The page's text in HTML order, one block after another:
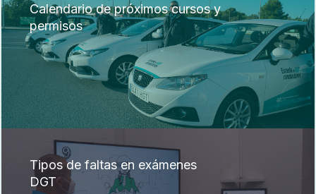
Calendario de próximos cursos y
permisos
Tipos de faltas en exámenes
DGT